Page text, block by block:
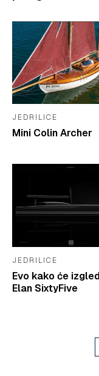
JEDRILICE
Mini Colin Archer
JEDRILICE
Evo kako će
Elan SixtyFive